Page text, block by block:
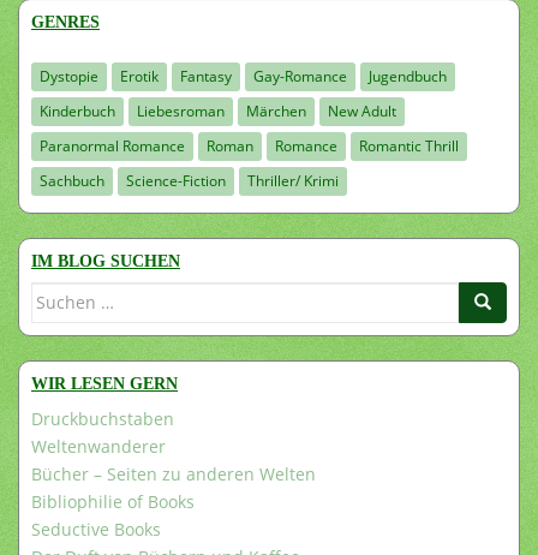
GENRES
Dystopie Erotik Fantasy Gay-Romance
Jugendbuch
Kinderbuch
Liebesroman Märchen
New Adult
Paranormal Romance
Roman Romance
Romantic Thrill
Sachbuch
Science-Fiction Thriller/ Krimi
IM BLOG SUCHEN
Suchen
WIR LESEN GERN
Druckbuchstaben
Weltenwanderer
Bücher – Seiten zu anderen Welten
Bibliophilie of Books
Seductive Books